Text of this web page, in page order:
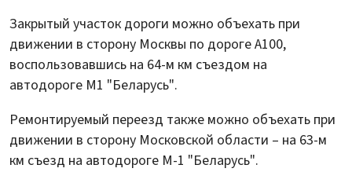
Закрытый участок дороги можно объехать при
движении в сторону Москвы по дороге А100,
воспользовавшись на 64-м км съездом на
автодороге М1 "Беларусь".
Ремонтируемый переезд также можно объехать при
движении в сторону Московской области – на 63-м
км съезд на автодороге М-1 "Беларусь".